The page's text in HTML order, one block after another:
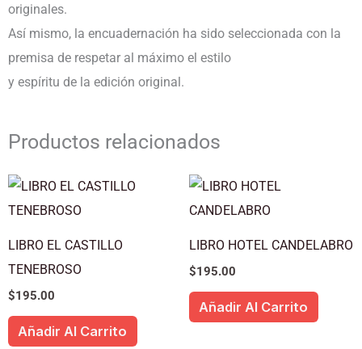
originales.
Así mismo, la encuadernación ha sido seleccionada con la
premisa de respetar al máximo el estilo
y espíritu de la edición original.
Productos relacionados
LIBRO EL CASTILLO
TENEBROSO
$195.00
Añadir Al Carrito
LIBRO HOTEL CANDELABRO
$195.00
Añadir Al Carrito